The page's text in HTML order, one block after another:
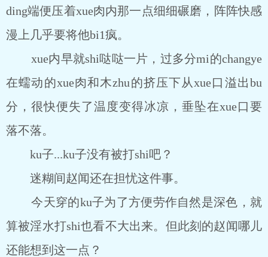
ding端便压着xue肉内那一点细细碾磨，阵阵快感
漫上几乎要将他bi1疯。
xue内早就shi哒哒一片，过多分mi的changye
在蠕动的xue肉和木zhu的挤压下从xue口溢出bu
分，很快便失了温度变得冰凉，垂坠在xue口要
落不落。
ku子...ku子没有被打shi吧？
迷糊间赵闻还在担忧这件事。
今天穿的ku子为了方便劳作自然是深色，就
算被淫水打shi也看不大出来。但此刻的赵闻哪儿
还能想到这一点？